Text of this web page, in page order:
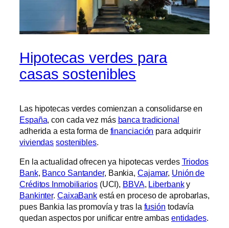
Hipotecas verdes para
casas sostenibles
Las hipotecas verdes comienzan a consolidarse en
España, con cada vez más banca tradicional
adherida a esta forma de financiación para adquirir
viviendas sostenibles.
En la actualidad ofrecen ya hipotecas verdes Triodos
Bank, Banco Santander, Bankia, Cajamar, Unión de
Créditos Inmobiliarios(UCI), BBVA, Liberbanky
Bankinter. CaixaBank está en proceso de aprobarlas,
pues Bankia las promovía y tras la fusión todavía
quedan aspectos por unificar entre ambas entidades.